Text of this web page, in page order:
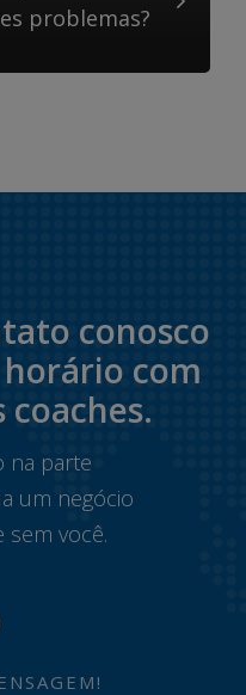
problemas?
conosco
com
coaches.
na parte
um negócio
sem você.